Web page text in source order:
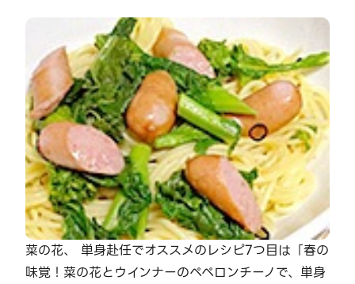
菜の花、 単身赴任でオススメのレシピ7つ目は「春の
味覚！菜の花とウインナーのペペロンチーノで、単身